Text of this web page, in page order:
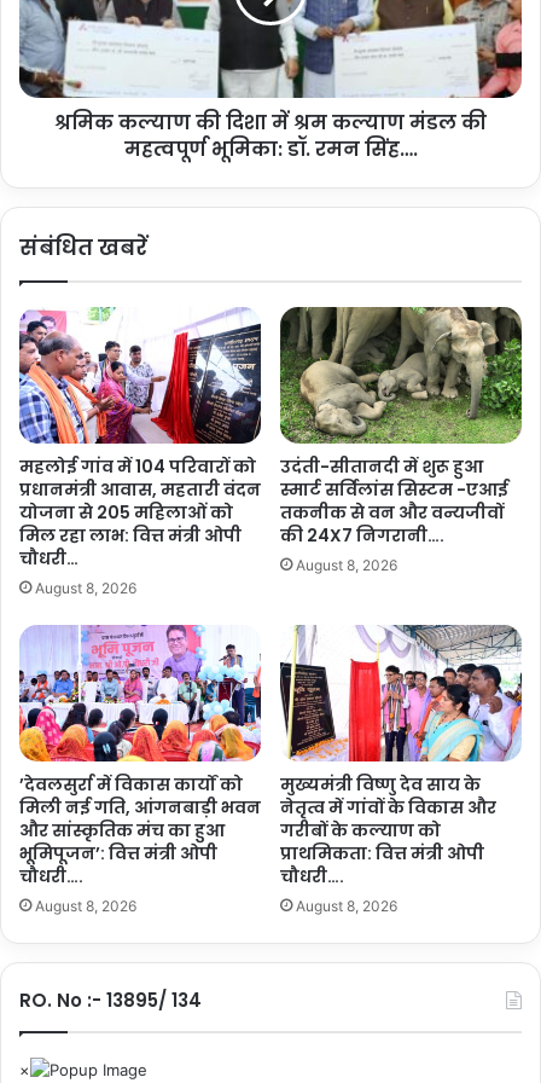
व
र
-
रें
का
शु
भा
रं
भ
…
ण
की
दि
शा
ण
ल
की
म
ह
त्व
र्ण
भू
मि
का
:
.
म
न
सिं
ह
…
.
श्रमिक कल्याण की दिशा में श्रम कल्याण मंडल की
महत्वपूर्ण भूमिका: डॉ. रमन सिंह….
संबंधित खबरें
महलोई गांव में 104 परिवारों को
प्रधानमंत्री आवास, महतारी वंदन
योजना से 205 महिलाओं को
मिल रहा लाभ: वित्त मंत्री ओपी
चौधरी…
August 8, 2026
उदंती-सीतानदी में शुरू हुआ
स्मार्ट सर्विलांस सिस्टम -एआई
तकनीक से वन और वन्यजीवों
की 24X7 निगरानी….
August 8, 2026
’देवलसुर्रा में विकास कार्यों को
मिली नई गति, आंगनबाड़ी भवन
और सांस्कृतिक मंच का हुआ
भूमिपूजन’: वित्त मंत्री ओपी
चौधरी….
August 8, 2026
मुख्यमंत्री विष्णु देव साय के
नेतृत्व में गांवों के विकास और
गरीबों के कल्याण को
प्राथमिकता: वित्त मंत्री ओपी
चौधरी….
August 8, 2026
RO. No :- 13895/ 134